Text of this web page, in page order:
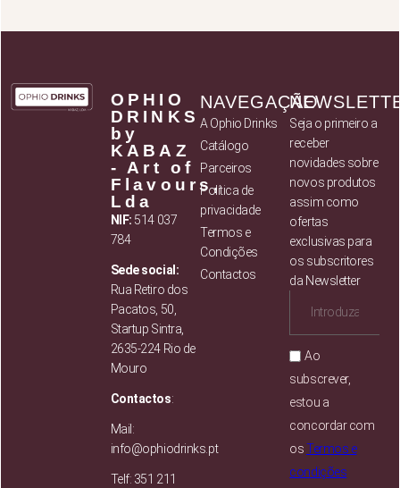
OPHIO
DRINKS
by
KABAZ
- Art of
Flavours,
Lda
NIF: 514 037
784
Sede social:
Rua Retiro dos
Pacatos, 50,
Startup Sintra,
2635-224 Rio de
Mouro
Contactos:
Mail:
info@ophiodrinks.pt
Telf: 351 211
NAVEGAÇÃO
A Ophio Drinks
Catálogo
Parceiros
Política de
privacidade
Termos e
Condições
Contactos
Seja o primeiro a
receber
novidades sobre
novos produtos
assim como
ofertas
exclusivas para
os subscritores
da Newsletter
Ao
subscrever,
estou a
concordar com
osTermos e
condições